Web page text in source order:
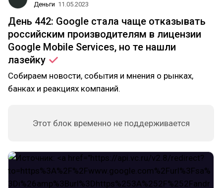
Деньги 11.05.2023
День 442: Google стала чаще отказывать
российским производителям в лицензии
Google Mobile Services, но те нашли
лазейку
Собираем новости, события и мнения о рынках,
банках и реакциях компаний.
Этот блок временно не поддерживается